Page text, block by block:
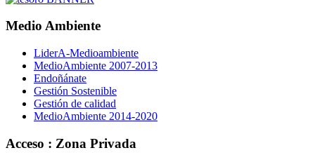
Medio Ambiente
LiderA-Medioambiente
MedioAmbiente 2007-2013
Endoñánate
Gestión Sostenible
Gestión de calidad
MedioAmbiente 2014-2020
Acceso : Zona Privada